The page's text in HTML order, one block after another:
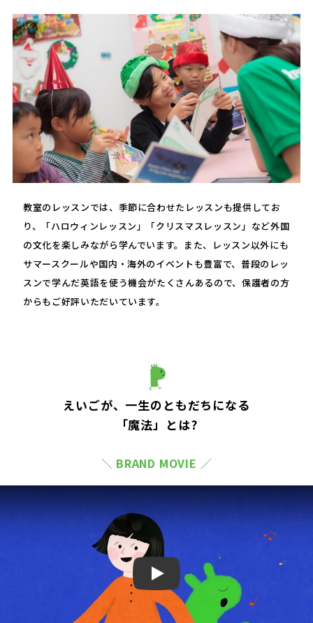
教室のレッスンでは、季節に合わせたレッスンも提供してお
り、「ハロウィンレッスン」「クリスマスレッスン」など外国
の文化を楽しみながら学んでいます。また、レッスン以外にも
サマースクールや国内・海外のイベントも豊富で、普段のレッ
スンで学んだ英語を使う機会がたくさんあるので、保護者の方
からもご好評いただいています。
えいごが、一生のともだちになる
「魔法」とは?
＼ BRAND MOVIE ／